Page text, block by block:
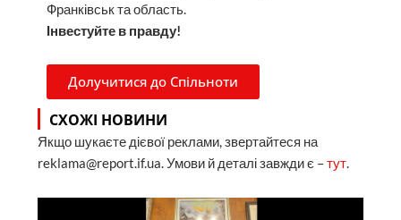
Франківськ та область.
Інвестуйте в правду!
Долучитися до Спільноти
СХОЖІ НОВИНИ
Якщо шукаєте дієвої реклами, звертайтеся на
reklama@report.if.ua. Умови й деталі завжди є –тут.